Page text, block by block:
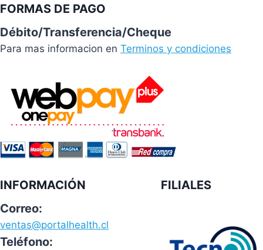
FORMAS DE PAGO
Débito/Transferencia/Cheque
Para mas informacion en Terminos y condiciones
INFORMACIÓN
Correo:
ventas@portalhealth.cl
Teléfono:
FILIALES